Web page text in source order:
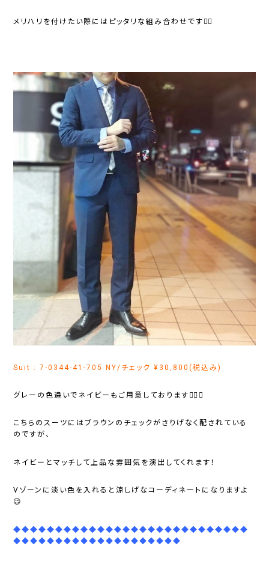
メリハリを付けたい際にはピッタリな組み合わせです🙆‍♂️
Suit : 7-0344-41-705 NY/チェック ¥30,800(税込み)
グレーの色違いでネイビーもご用意しております💁‍♂️✨
こちらのスーツにはブラウンのチェックがさりげなく配されている
のですが、
ネイビーとマッチして上品な雰囲気を演出してくれます！
Vゾーンに淡い色を入れると涼しげなコーディネートになりますよ
😉
◆◆◆◆◆◆◆◆◆◆◆◆◆◆◆◆◆◆◆◆◆◆◆◆◆◆◆◆
◆◆◆◆◆◆◆◆◆◆◆◆◆◆◆◆◆◆◆◆